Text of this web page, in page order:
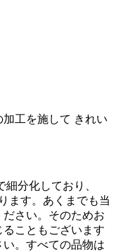
工を施して きれい
分化しており、
ます。あくまでも当
さい。そのためお
こともございます
。すべての品物は